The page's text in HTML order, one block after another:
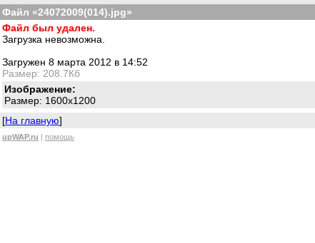
Файл «24072009(014).jpg»
Файл был удален.
Загрузка невозможна.
Загружен 8 марта 2012 в 14:52
Размер: 208.7Кб
Изображение:
Размер: 1600x1200
[На главную]
upWAP.ru | помощь